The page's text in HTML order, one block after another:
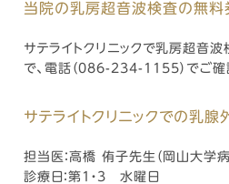
当院の乳房超音波検査の無料
サテライトクリニックで乳房超音
で、電話（086-234-1155）でご確
サテライトクリニックでの乳腺
担当医：高橋 侑子先生（岡山大学
診療日：第1・3 水曜日